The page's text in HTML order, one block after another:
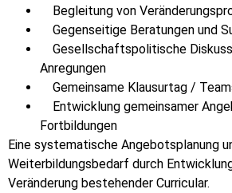
Begleitung von
Gegenseitige Beratungen und
Gesellschaftspolitische
Anregungen
Gemeinsame Klausurtag /
Entwicklung gemeinsamer
Fortbildungen
Eine systematische Angebotsplanung
Weiterbildungsbedarf durch
Veränderung bestehender Curricular.